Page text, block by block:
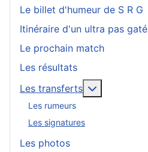
Le billet d'humeur de S R G
Itinéraire d'un ultra pas gaté
Le prochain match
Les résultats
Les transferts
Les rumeurs
Les signatures
Les photos